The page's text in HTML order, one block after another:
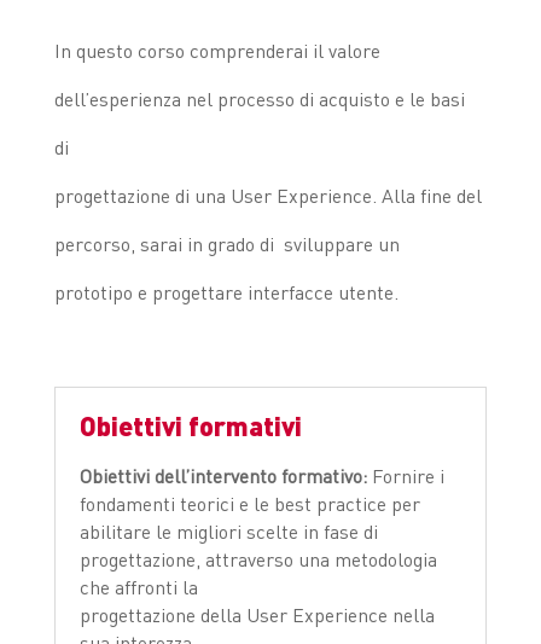
In questo corso comprenderai il valore
dell’esperienza nel processo di acquisto e le basi
di
progettazione di una User Experience. Alla fine del
percorso, sarai in grado di sviluppare un
prototipo e progettare interfacce utente.
Obiettivi formativi
Obiettivi dell’intervento formativo:Fornire i
fondamenti teorici e le best practice per
abilitare le migliori scelte in fase di
progettazione, attraverso una metodologia
che affronti la
progettazione della User Experience nella